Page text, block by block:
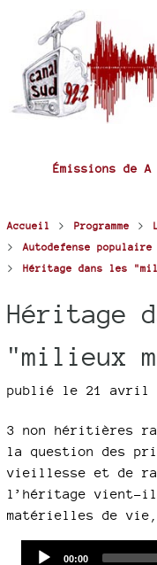
Émissions de A
Accueil > Programme >
> Autodefense populaire
> Héritage dans les
Héritage
"milieux
publié le 21 avril
3 non héritières
la question des
vieillesse et de
l’héritage vient-il
matérielles de
Current
00:00